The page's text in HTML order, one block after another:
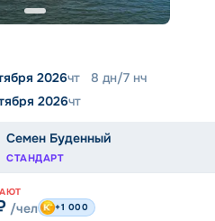
2026чт 8 дн/7 нч
2026чт
Семен Буденный
СТАНДАРТ
/чел +1 000